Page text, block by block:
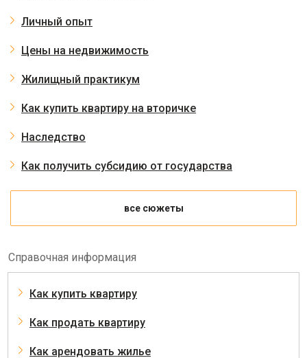
Личный опыт
Цены на недвижимость
Жилищный практикум
Как купить квартиру на вторичке
Наследство
Как получить субсидию от государства
все сюжеты
Справочная информация
Как купить квартиру
Как продать квартиру
Как арендовать жилье